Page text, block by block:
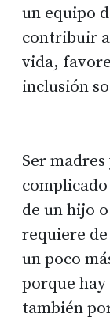
un equipo
contribuir
vida,
inclusión
Ser
de un hijo
requiere
un poco
porque
también